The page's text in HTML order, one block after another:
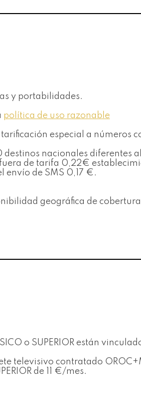
y portabilidades.
política de uso razonable
especial a números
nacionales diferentes
fuera de tarifa 0,22€
envío de SMS 0,17 €.
geográfica de
o SUPERIOR están
televisivo contratado
de 11 €/mes.